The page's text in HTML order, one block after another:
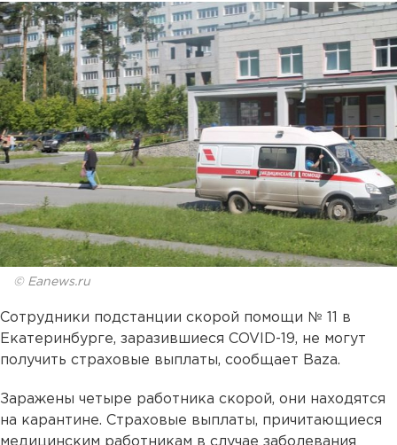
© Eanews.ru
Сотрудники подстанции скорой помощи № 11 в
Екатеринбурге, заразившиеся COVID-19, не могут
получить страховые выплаты, сообщает Baza.
Заражены четыре работника скорой, они находятся
на карантине. Страховые выплаты, причитающиеся
медицинским работникам в случае заболевания